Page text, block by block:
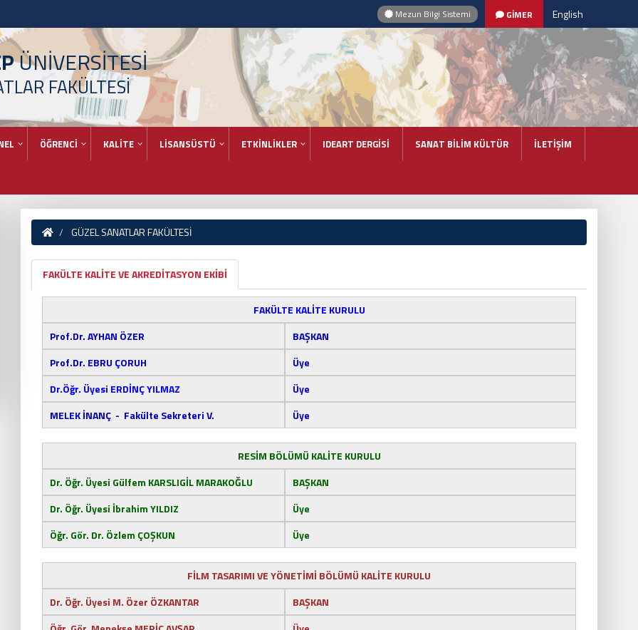
Mezun Bilgi Sistemi GİMER English
ÜNİVERSİTESİ
FAKÜLTESİ
ÖĞRENCİ KALİTE LİSANSÜSTÜ ETKİNLİKLER IDEART DERGİSİ SANAT BİLİM KÜLTÜR İLETİŞİM
GÜZEL SANATLAR FAKÜLTESİ
FAKÜLTE KALİTE VE AKREDİTASYON EKİBİ
FAKÜLTE KALİTE KURULU
Prof.Dr. AYHAN ÖZER
BAŞKAN
Prof.Dr. EBRU ÇORUH
Üye
Dr.Öğr. Üyesi ERDİNÇ YILMAZ
MELEK İNANÇ - Fakülte Sekreteri V.
Üye
Üye
RESİM BÖLÜMÜ KALİTE KURULU
Dr. Öğr. Üyesi Gülfem KARSLIGİL MARAKOĞLU
BAŞKAN
Dr. Öğr. Üyesi İbrahim YILDIZ
Üye
Öğr. Gör. Dr. Özlem ÇOŞKUN
Üye
FİLM TASARIMI VE YÖNETİMİ BÖLÜMÜ KALİTE KURULU
Dr. Öğr. Üyesi M. Özer ÖZKANTAR
BAŞKAN